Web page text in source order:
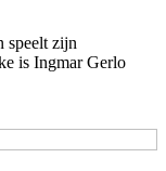
speelt zijn
is Ingmar Gerlo